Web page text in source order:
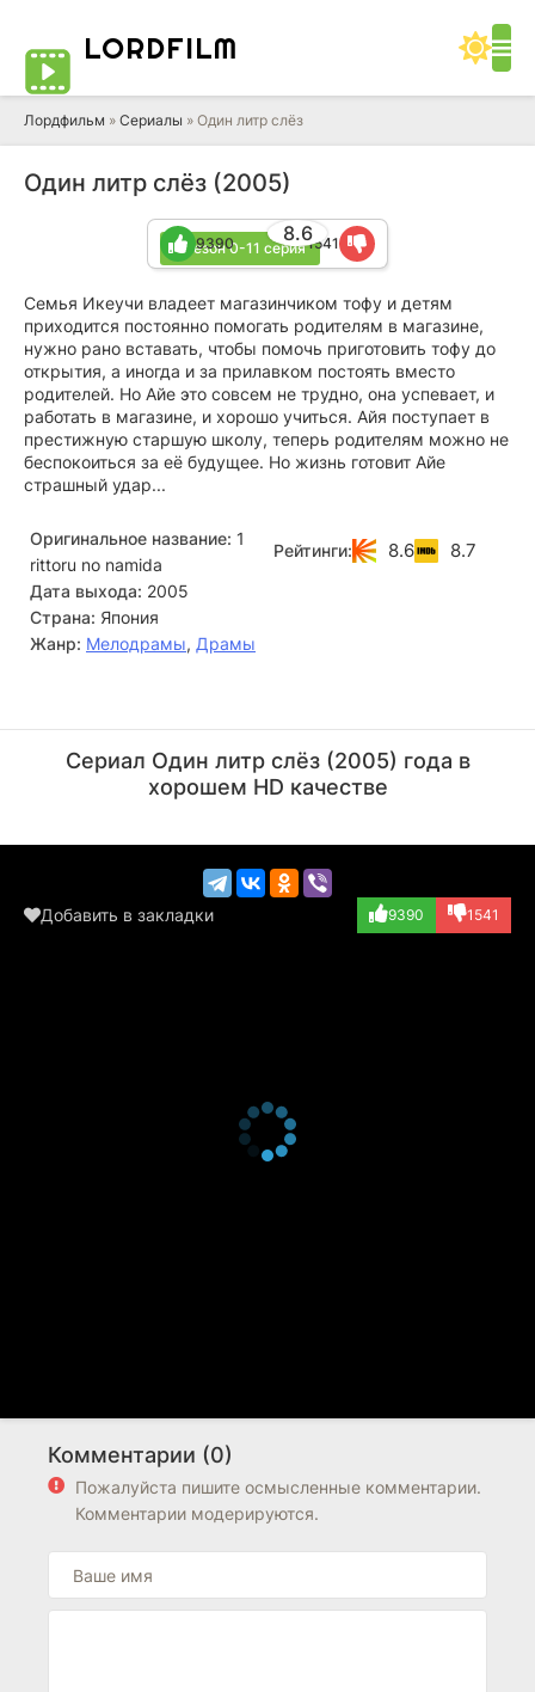
LORDFILM
Лордфильм » Сериалы » Один литр слёз
Один литр слёз (2005)
1 сезон 0-11 серия
8.6
9390 1541
Семья Икеучи владеет магазинчиком тофу и детям
приходится постоянно помогать родителям в магазине,
нужно рано вставать, чтобы помочь приготовить тофу до
открытия, а иногда и за прилавком постоять вместо
родителей. Но Айе это совсем не трудно, она успевает, и
работать в магазине, и хорошо учиться. Айя поступает в
престижную старшую школу, теперь родителям можно не
беспокоиться за её будущее. Но жизнь готовит Айе
страшный удар...
Оригинальное название: 1
rittoru no namida
Дата выхода: 2005
Страна: Япония
Жанр: Мелодрамы, Драмы
Рейтинги: 8.6 8.7
(Kawamoto Yuji)
(Mizuno Hiroshi)
Сериал Один литр слёз (2005) года в
хорошем HD качестве
Добавить в закладки 9390 1541
Комментарии (0)
Пожалуйста пишите осмысленные комментарии.
Комментарии модерируются.